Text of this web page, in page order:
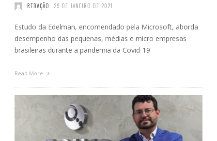
REDAÇÃO 29 DE JANEIRO DE 2021
Estudo da Edelman, encomendado pela Microsoft, aborda
desempenho das pequenas, médias e micro empresas
brasileiras durante a pandemia da Covid-19
Read More